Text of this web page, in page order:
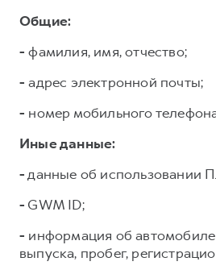
Общие:
- фамилия, имя, отчество;
- адрес электронной почты;
- номер мобильного
Иные данные:
-данные об использовании
- GWM ID;
- информация об
выпуска, пробег,